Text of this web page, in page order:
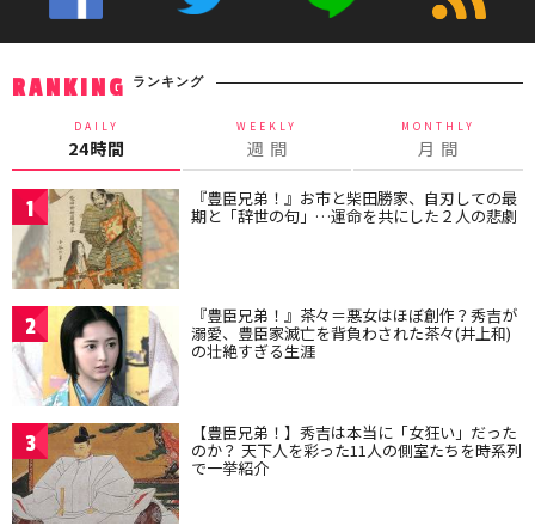
RANKING ランキング
DAILY
24時間
WEEKLY
週 間
MONTHLY
月 間
1 『豊臣兄弟！』お市と柴田勝家、自刃しての最
期と「辞世の句」…運命を共にした２人の悲劇
2 『豊臣兄弟！』茶々＝悪女はほぼ創作？秀吉が
溺愛、豊臣家滅亡を背負わされた茶々(井上和)
の壮絶すぎる生涯
3 【豊臣兄弟！】秀吉は本当に「女狂い」だった
のか？ 天下人を彩った11人の側室たちを時系列
で一挙紹介